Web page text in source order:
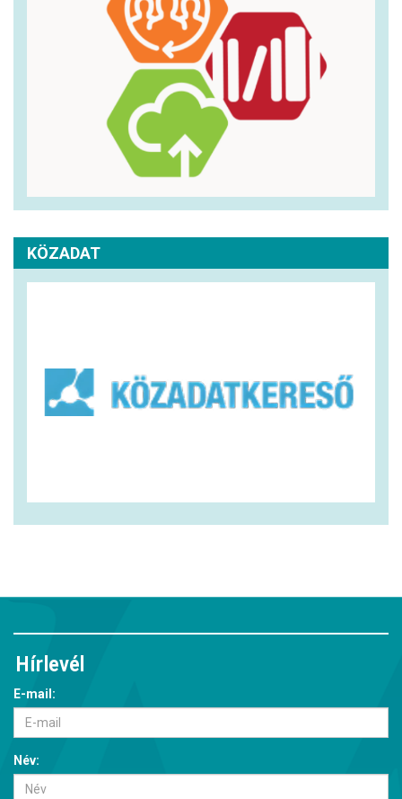
KÖZADAT
Hírlevél
E-mail:
Név: